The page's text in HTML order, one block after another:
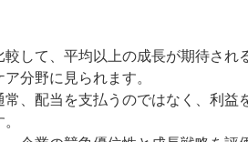
較して、平均以上の成長が期待され
分野に見られます。
常、配当を支払うのではなく、利